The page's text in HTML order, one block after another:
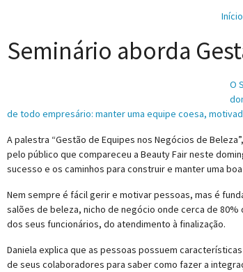
Início
Seminário aborda
O
de todo empresário: manter uma equipe coesa,
A palestra “Gestão de Equipes nos Negócios de
pelo público que compareceu a Beauty Fair neste
sucesso e os caminhos para construir e manter uma
Nem sempre é fácil gerir e motivar pessoas, mas é
salões de beleza, nicho de negócio onde cerca de
dos seus funcionários, do atendimento à finalização.
Daniela explica que as pessoas possuem
de seus colaboradores para saber como fazer a